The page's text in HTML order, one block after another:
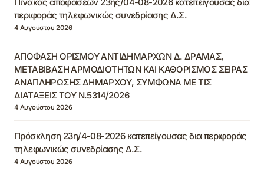
περιφοράς τηλεφωνικώς συνεδρίασης Δ.Σ.
4 Αυγούστου 2026
ΑΠΟΦΑΣΗ ΟΡΙΣΜΟΥ ΑΝΤΙΔΗΜΑΡΧΩΝ Δ. ΔΡΑΜΑΣ,
ΜΕΤΑΒΙΒΑΣΗ ΑΡΜΟΔΙΟΤΗΤΩΝ ΚΑΙ ΚΑΘΟΡΙΣΜΟΣ ΣΕΙΡΑΣ
ΑΝΑΠΛΗΡΩΣΗΣ ΔΗΜΑΡΧΟΥ, ΣΥΜΦΩΝΑ ΜΕ ΤΙΣ
ΔΙΑΤΑΞΕΙΣ ΤΟΥ Ν.5314/2026
4 Αυγούστου 2026
Πρόσκληση 23η/4-08-2026 κατεπείγουσας δια περιφοράς
τηλεφωνικώς συνεδρίασης Δ.Σ.
4 Αυγούστου 2026